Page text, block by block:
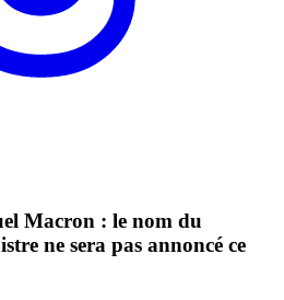
Macron : le nom du
ne sera pas annoncé ce